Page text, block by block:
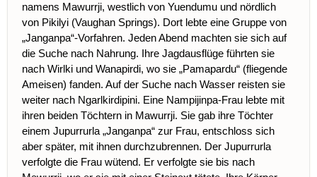
namens Mawurrji, westlich von Yuendumu und nördlich
von Pikilyi (Vaughan Springs). Dort lebte eine Gruppe von
„Janganpa“-Vorfahren. Jeden Abend machten sie sich auf
die Suche nach Nahrung. Ihre Jagdausflüge führten sie
nach Wirlki und Wanapirdi, wo sie „Pamapardu“ (fliegende
Ameisen) fanden. Auf der Suche nach Wasser reisten sie
weiter nach Ngarlkirdipini. Eine Nampijinpa-Frau lebte mit
ihren beiden Töchtern in Mawurrji. Sie gab ihre Töchter
einem Jupurrurla „Janganpa“ zur Frau, entschloss sich
aber später, mit ihnen durchzubrennen. Der Jupurrurla
verfolgte die Frau wütend. Er verfolgte sie bis nach